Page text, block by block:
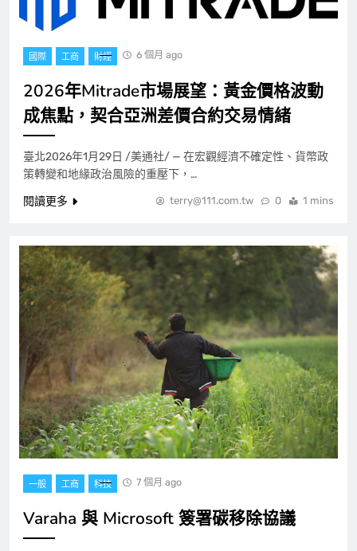
國際 工商 財經 6 個月 ago
2026年Mitrade市場展望：黃金價格波動
成焦點，契合亞洲差價合約交易情緒
臺北2026年1月29日 /美通社/ — 在宏觀經濟不確定性、貨幣政
策轉變和地緣政治風險的重壓下，…
閱讀更多
terry@111.com.tw 0 1 mins
一般 工商 科技 7 個月 ago
Varaha 與 Microsoft 簽署碳移除協議